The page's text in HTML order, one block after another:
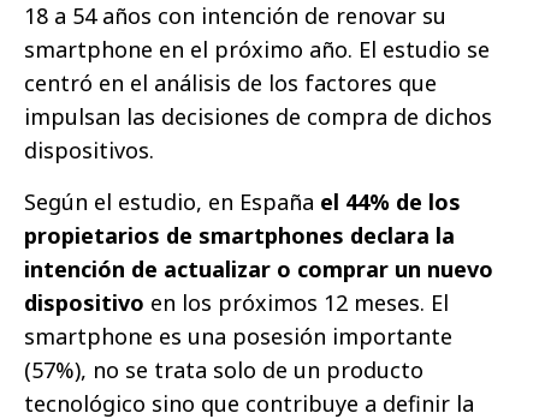
18 a 54 años con intención de renovar su
smartphone en el próximo año. El estudio se
centró en el análisis de los factores que
impulsan las decisiones de compra de dichos
dispositivos.
Según el estudio, en España el 44% de los
propietarios de smartphones declara la
intención de actualizar o comprar un nuevo
dispositivo en los próximos 12 meses. El
smartphone es una posesión importante
(57%), no se trata solo de un producto
tecnológico sino que contribuye a definir la